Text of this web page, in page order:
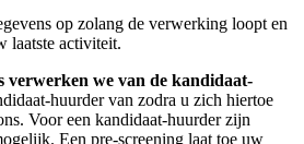
op zolang de verwerking loopt en
laatste activiteit.
verwerken we van de kandidaat-
huurder van zodra u zich hiertoe
Voor een kandidaat-huurder zijn
Een pre-screening laat toe uw